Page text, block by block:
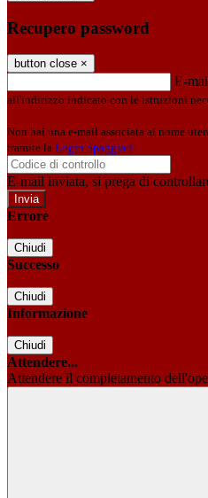
Recupero password
button close ×
E-
all'indirizzo indicato con le istruzioni
Non hai una e-mail associata al nome
tramite la Login Spaggiari
E-mail inviata, si prega di
Errore
Chiudi
Successo
Chiudi
Informazione
Chiudi
Attendere...
Attendere il completamento